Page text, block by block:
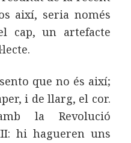
així, seria només
cap, un artefacte
que no és així;
i de llarg, el cor.
la Revolució
hi hagueren uns